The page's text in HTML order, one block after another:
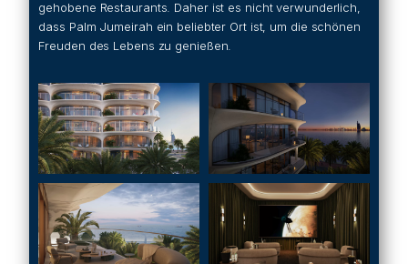
gehobene Restaurants. Daher ist es nicht verwunderlich,
dass Palm Jumeirah ein beliebter Ort ist, um die schönen
Freuden des Lebens zu genießen.